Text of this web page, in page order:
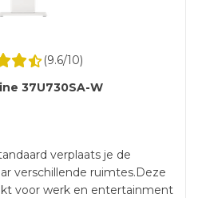
(9.6/10)
37U730SA-W
verplaats je de
verschillende ruimtes.Deze
voor werk en entertainment